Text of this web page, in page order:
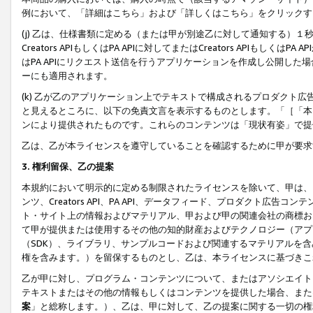
例において、「詳細はこちら」および「詳しくはこちら」をクリック
(j) 乙は、仕様書類に定める（または甲が別途乙に対して通知する）
Creators APIもしくはPA APIに対してまたはCreators APIもしくはPA
はPA APIにリクエスト送信を行うアプリケーションを作成し公開した
ーにも適用されます。
(k) 乙が乙のアプリケーション上でテキストで構成されるプロダクト
と見えるところに、以下の免責文言を表示するものとします。「［「
ンにより提供されたものです。これらのコンテンツは「現状有姿」で
乙は、乙が本ライセンスを遵守していることを確認するために甲が要
3. 権利留保、乙の提案
本規約において明示的に定める制限されたライセンスを除いて、甲は
ンツ、Creators API、PA API、データフィード、プロダクト広告コン
ト・サイト上の情報およびマテリアル、甲および甲の関連会社の商
て甲が提供または使用するその他の知的財産およびテクノロジー（ア
（SDK）、ライブラリ、サンプルコードおよび関連するマテリアル
権を含みます。）を留保するものとし、乙は、本ライセンスに基づき
乙が甲に対し、プログラム・コンテンツについて、またはアソシエイ
テキストまたはその他の情報もしくはコンテンツを提供した場合、ま
案 」と総称します。）、乙は、甲に対して、乙の提案に関する一切